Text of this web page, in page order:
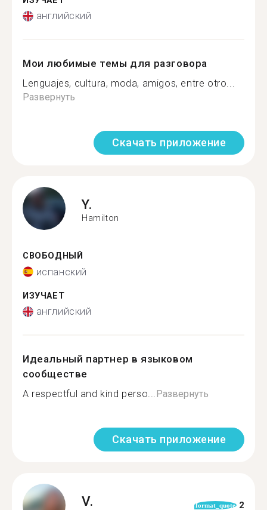
английский
Мои любимые темы для разговора
Lenguajes, cultura, moda, amigos, entre otro...
Развернуть
Скачать приложение
Y.
Hamilton
СВОБОДНЫЙ
испанский
ИЗУЧАЕТ
английский
Идеальный партнер в языковом
сообществе
A respectful and kind perso...Развернуть
Скачать приложение
V. format_quote 2